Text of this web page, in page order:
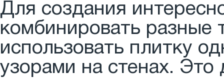
Для создания
комбинировать
использовать плитку
узорами на стенах. Это